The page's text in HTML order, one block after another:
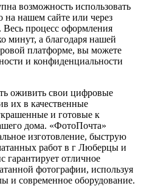
возможность использовать
на нашем сайте или через
процесс оформления
минут, а благодаря нашей
платформе, вы можете
и конфиденциальности
оживить свои цифровые
их в качественные
и готовые к
дома. «ФотоПочта»
изготовление, быструю
работ в г Люберцы и
гарантирует отличное
фотографии, используя
и современное оборудование.